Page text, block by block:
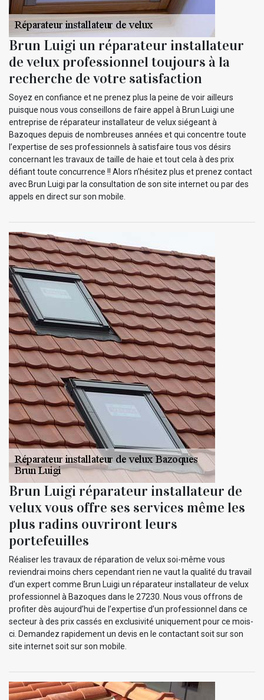
Brun Luigi un réparateur installateur
de velux professionnel toujours à la
recherche de votre satisfaction
Soyez en confiance et ne prenez plus la peine de voir ailleurs
puisque nous vous conseillons de faire appel à Brun Luigi une
entreprise de réparateur installateur de velux siégeant à
Bazoques depuis de nombreuses années et qui concentre toute
l’expertise de ses professionnels à satisfaire tous vos désirs
concernant les travaux de taille de haie et tout cela à des prix
défiant toute concurrence !! Alors n’hésitez plus et prenez contact
avec Brun Luigi par la consultation de son site internet ou par des
appels en direct sur son mobile.
Brun Luigi réparateur installateur de
velux vous offre ses services même les
plus radins ouvriront leurs
portefeuilles
Réaliser les travaux de réparation de velux soi-même vous
reviendrai moins chers cependant rien ne vaut la qualité du travail
d’un expert comme Brun Luigi un réparateur installateur de velux
professionnel à Bazoques dans le 27230. Nous vous offrons de
profiter dès aujourd’hui de l’expertise d’un professionnel dans ce
secteur à des prix cassés en exclusivité uniquement pour ce mois-
ci. Demandez rapidement un devis en le contactant soit sur son
site internet soit sur son mobile.